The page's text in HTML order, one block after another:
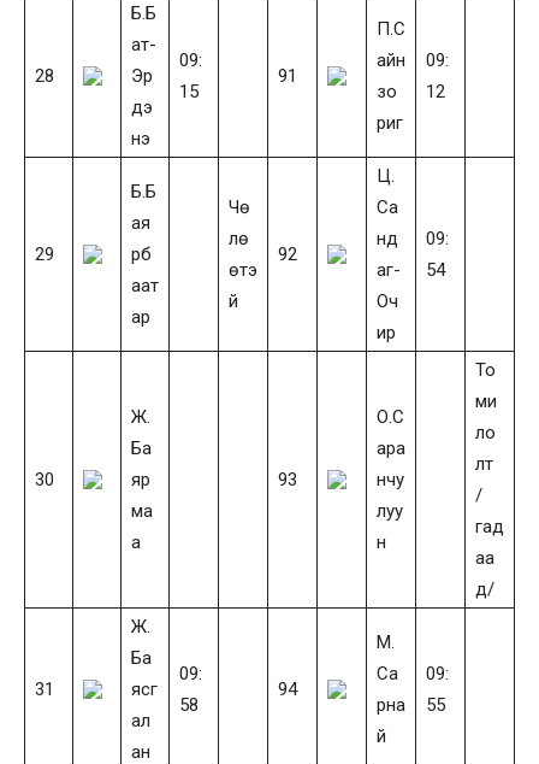
28
Б.Б
ат-
Эр
дэ
нэ
09:
15
91
П.С
айн
зо
риг
09:
12
29
Б.Б
ая
рб
аат
ар
Чө
лө
өтэ
й
92
Ц.
Са
нд
аг-
Оч
ир
09:
54
30
Ж.
Ба
яр
ма
а
93
О.С
ара
нчу
луу
н
То
ми
ло
лт
/
гад
аа
д/
31
Ж.
Ба
ясг
ал
ан
09:
58
94
М.
Са
рна
й
09:
55